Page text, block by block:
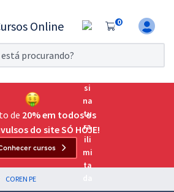
0
11
grátis por 7 dias!
Passar
para o Exame da
para as principais
de 20% em todos os
do site SÓ HOJE!
cursos
COREN PE